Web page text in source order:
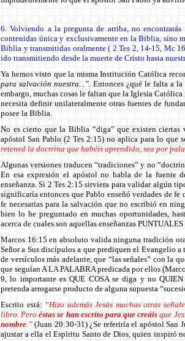
6. Volviendo a la pregunta de arriba, no
contenidas única y exclusivamente en la Biblia, sino
Biblia y transmitidas oralmente ( 2 Tes 2, 14-15, Mc
ido transmitiendo desde la muerte de Cristo hasta
Ya hemos visto que la misma Institución Católica
para salvación nuestra...”. Entonces ¿qué le falta a
embargo, muchas cosas le faltan que la Iglesia
necesita definir unilateralmente otras fuentes de
posee la Biblia.
No es cierto que la Biblia “diga” que existen
apóstol San Pablo (2 Tes 2:15) no aplica para lo que
retened la doctrina que habéis aprendido, sea por
Algunas versiones traducen “tradiciones” y no
En esa expresión el apóstol no habla de la fuente
enseñanza. Si 2 Tes 2:15 sirviera para validar algún
significaría entonces que Pablo enseñó verdades de
fe necesarias para la salvación que no escribió en
bien lo he preguntado en muchas oportunidades,
acerca de cuales son aquellas enseñanzas
Marcos 16:15 en absoluto valida ninguna tradición
Señor a Sus discípulos a que prediquen el Evangelio
de versículos más adelante, que “las señales” con la
que seguían A LA PALABRA predicada por ellos
9, lo importante es QUE COSA se diga y no
pretenda arrogarse producto de alguna supuesta
Escrito está: “Hizo además Jesús muchas otras
libro. Peroéstas se han escrito para que creáis que
nombre.”(Juan 20:30-31) ¿Se referiría el apóstol San
ajustar a ella el Espíritu Santo de Dios, quien inspiró